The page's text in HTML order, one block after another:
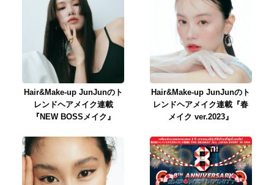
Hair&Make-up JunJunのト
レンドヘアメイク連載
『NEW BOSSメイク』
Hair&Make-up JunJunのト
レンドヘアメイク連載『春
メイク ver.2023』